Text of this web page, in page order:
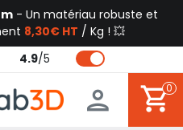
- Un matériau robuste et
8,30€ HT / Kg ! 💥
4.9/5
0